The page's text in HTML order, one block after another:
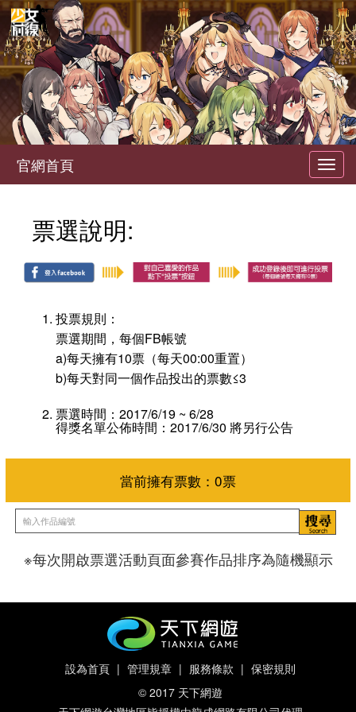
官網首頁
票選說明:
投票規則：
票選期間，每個FB帳號
a)每天擁有10票（每天00:00重置）
b)每天對同一個作品投出的票數≤3
票選時間：2017/6/19 ~ 6/28
得獎名單公佈時間：2017/6/30 將另行公告
當前擁有票數：
※每次開啟票選活動頁面參賽作品排序為隨機顯示
設為首頁 | 管理規章 | 服務條款 | 保密規則
© 2017 天下網遊